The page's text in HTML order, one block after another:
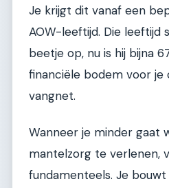
Je krijgt dit vanaf een
AOW-leeftijd. Die leeftijd
beetje op, nu is hij bijna
financiële bodem voor je
vangnet.
Wanneer je minder gaat
mantelzorg te verlenen,
fundamenteels. Je